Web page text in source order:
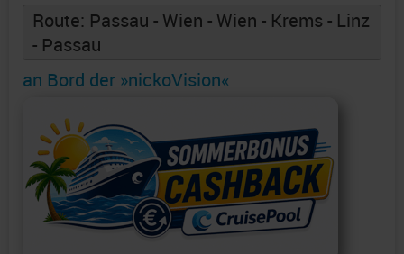
Route: Passau - Wien - Wien - Krems - Linz
- Passau
an Bord der »nickoVision«